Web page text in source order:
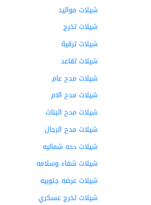
شيلات مواليد
شيلات تخرج
شيلات ترقية
شيلات تقاعد
شيلات مدح عام
شيلات مدح الام
شيلات مدح البنات
شيلات مدح الرجال
شيلات دحه شماليه
شيلات شفاء وسلامه
شيلات عرضه جنوبيه
شيلات تخرج عسكري